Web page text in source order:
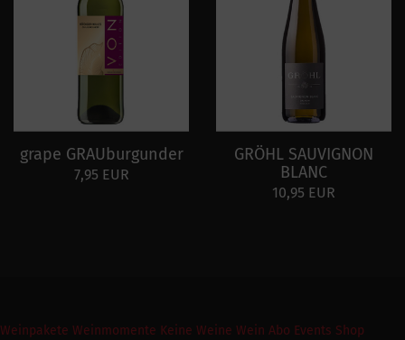
grape GRAUburgunder
7,95 EUR
GRÖHL SAUVIGNON
BLANC
10,95 EUR
Weinpakete Weinmomente Keine Weine Wein Abo Events Shop